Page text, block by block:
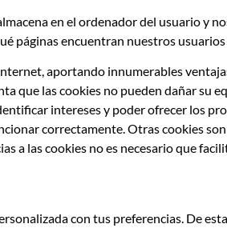
en el ordenador del usuario y
páginas encuentran nuestros
aportando innumerables
que las cookies no pueden dañar su
intereses y poder ofrecer los
correctamente. Otras cookies
a las cookies no es necesario que
con tus preferencias. De